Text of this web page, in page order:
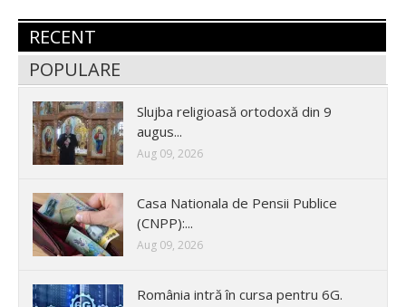
RECENT
POPULARE
Slujba religioasă ortodoxă din 9
augus...
Aug 09, 2026
Casa Nationala de Pensii Publice
(CNPP):...
Aug 09, 2026
România intră în cursa pentru 6G.